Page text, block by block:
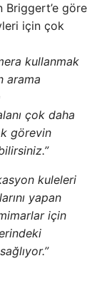
Briggert’e göre
için çok
kullanmak
arama
çok daha
görevin
kuleleri
yapan
için